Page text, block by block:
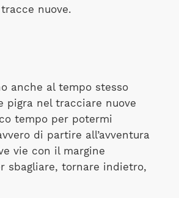
nuove.
anche al tempo stesso
pigra nel tracciare nuove
tempo per potermi
di partire all’avventura
vie con il margine
sbagliare, tornare indietro,